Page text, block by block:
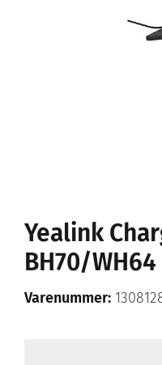
Yealink
BH70/
Varenummer: